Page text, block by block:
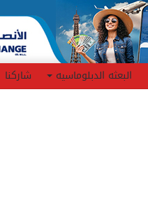
البعثه الدبلوماسيه شاركنا